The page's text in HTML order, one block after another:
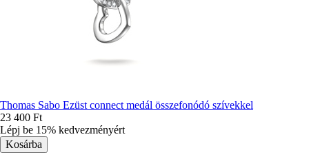
Thomas Sabo Ezüst connect medál összefonódó szívekkel
23 400 Ft
Lépj be 15% kedvezményért